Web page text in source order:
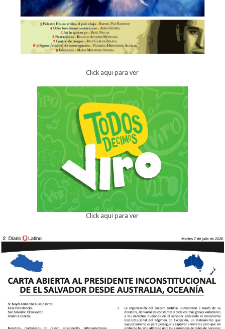
Click aqui para ver
Click aqui para ver